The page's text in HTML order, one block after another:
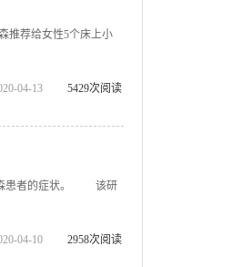
推荐给女性5个床上小
04-13 5429次阅读
森患者的症状。 该研
04-10 2958次阅读